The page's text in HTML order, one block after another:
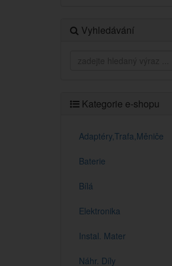
Vyhledávání
Kategorie e-shopu
Adaptéry,Trafa,Měniče
Baterie
Bílá
Elektronika
Instal. Mater
Náhr. Díly